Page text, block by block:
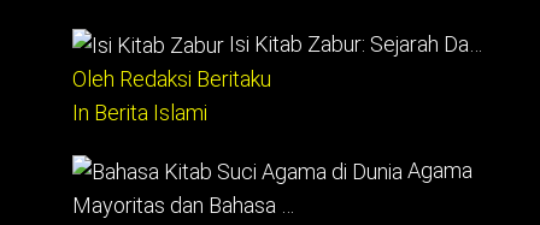
Isi Kitab Zabur: Sejarah Da…
Oleh Redaksi Beritaku
In Berita Islami
Agama
Mayoritas dan Bahasa …